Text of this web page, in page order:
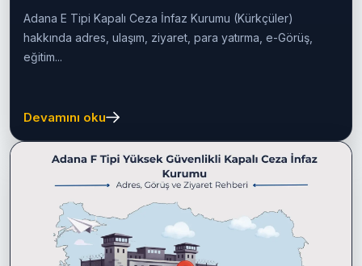
Rehberi
Adana E Tipi Kapalı Ceza İnfaz Kurumu (Kürkçüler)
hakkında adres, ulaşım, ziyaret, para yatırma, e-Görüş,
eğitim...
Devamını oku